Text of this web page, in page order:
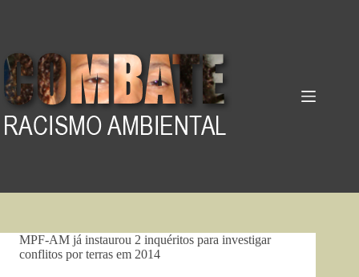
MPF-AM já instaurou 2 inquéritos para investigar
conflitos por terras em 2014